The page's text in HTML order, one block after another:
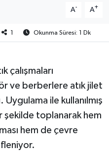
A- A+
1 Okunma Süresi: 1 Dk
çalışmaları
ve berberlere atık jilet
Uygulama ile kullanılmış
şekilde toplanarak hem
hem de çevre